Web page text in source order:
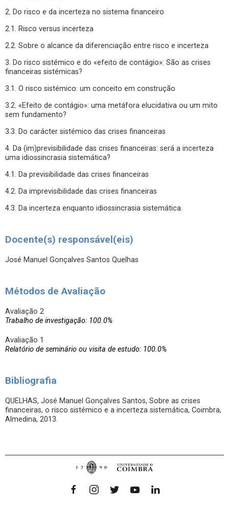
2. Do risco e da incerteza no sistema financeiro
2.1. Risco versus incerteza
2.2. Sobre o alcance da diferenciação entre risco e incerteza
3. Do risco sistémico e do «efeito de contágio»: São as crises
financeiras sistémicas?
3.1. O risco sistémico: um conceito em construção
3.2. «Efeito de contágio»: uma metáfora elucidativa ou um mito
sem fundamento?
3.3. Do carácter sistémico das crises financeiras
4. Da (im)previsibilidade das crises financeiras: será a incerteza
uma idiossincrasia sistemática?
4.1. Da previsibilidade das crises financeiras
4.2. Da imprevisibilidade das crises financeiras
4.3. Da incerteza enquanto idiossincrasia sistemática.
Docente(s) responsável(eis)
José Manuel Gonçalves Santos Quelhas
Métodos de Avaliação
Avaliação 2
Trabalho de investigação: 100.0%
Avaliação 1
Relatório de seminário ou visita de estudo: 100.0%
Bibliografia
QUELHAS, José Manuel Gonçalves Santos, Sobre as crises
financeiras, o risco sistémico e a incerteza sistemática, Coimbra,
Almedina, 2013.